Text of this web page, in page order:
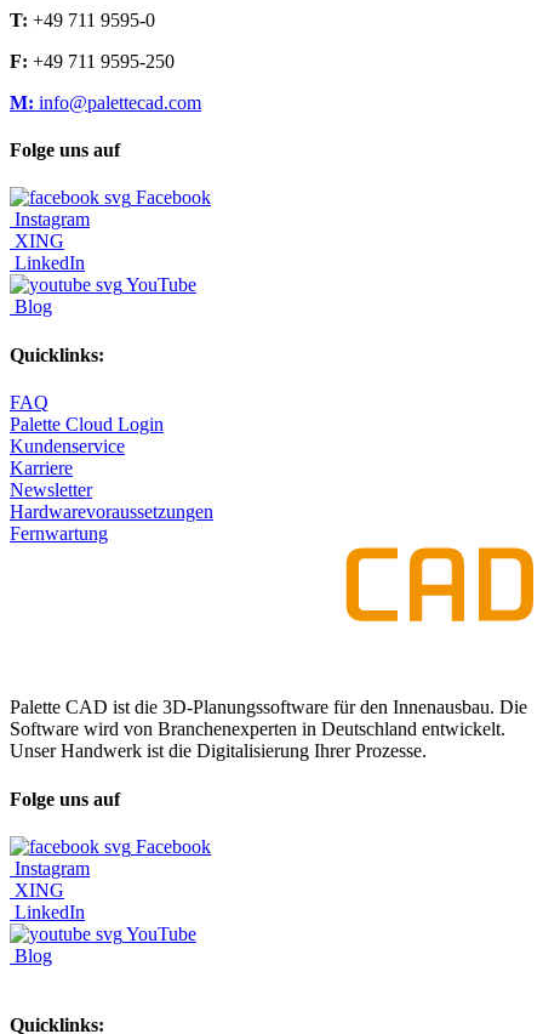
T: +49 711 9595-0
F: +49 711 9595-250
M: info@palettecad.com
Folge uns auf
Facebook
Instagram
XING
LinkedIn
YouTube
Blog
Quicklinks:
FAQ
Palette Cloud Login
Kundenservice
Karriere
Newsletter
Hardwarevoraussetzungen
Fernwartung
Palette CAD ist die 3D-Planungssoftware für den Innenausbau. Die
Software wird von Branchenexperten in Deutschland entwickelt.
Unser Handwerk ist die Digitalisierung Ihrer Prozesse.
Folge uns auf
Facebook
Instagram
XING
LinkedIn
YouTube
Blog
Quicklinks: